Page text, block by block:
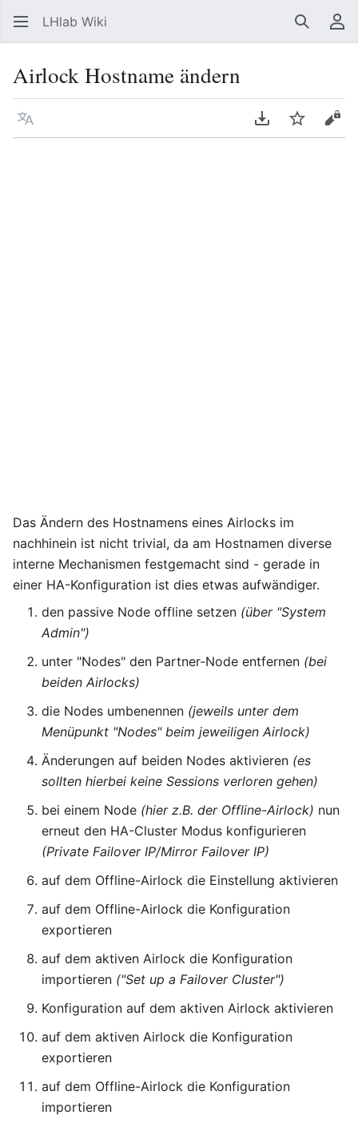
LHlab Wiki Suchen
Airlock Hostname ändern
Sprache PDF
Das Ändern des Hostnamens eines Airlocks im
nachhinein ist nicht trivial, da am Hostnamen diverse
interne Mechanismen festgemacht sind - gerade in
einer HA-Konfiguration ist dies etwas aufwändiger.
den passive Node offline setzen (über "System
Admin")
unter "Nodes" den Partner-Node entfernen (bei
beiden Airlocks)
die Nodes umbenennen (jeweils unter dem
Menüpunkt "Nodes" beim jeweiligen Airlock)
Änderungen auf beiden Nodes aktivieren (es
sollten hierbei keine Sessions verloren gehen)
bei einem Node (hier z.B. der Offline-Airlock) nun
erneut den HA-Cluster Modus konfigurieren
(Private Failover IP/Mirror Failover IP)
auf dem Offline-Airlock die Einstellung aktivieren
auf dem Offline-Airlock die Konfiguration
exportieren
auf dem aktiven Airlock die Konfiguration
importieren ("Set up a Failover Cluster")
Konfiguration auf dem aktiven Airlock aktivieren
auf dem aktiven Airlock die Konfiguration
exportieren
auf dem Offline-Airlock die Konfiguration
importieren